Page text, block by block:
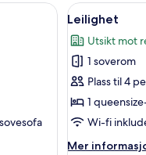
skrivebord for bærbar PC,
Åpne
alle
bildene
av
Leilighet
3
Leilighet
Utsikt mot
1 soverom
Plass til 4
1
Wi-fi
Mer
Mer